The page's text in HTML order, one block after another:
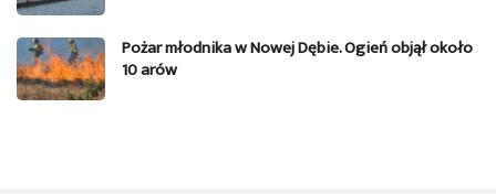
Pożar młodnika w Nowej Dębie. Ogień objął około
10 arów